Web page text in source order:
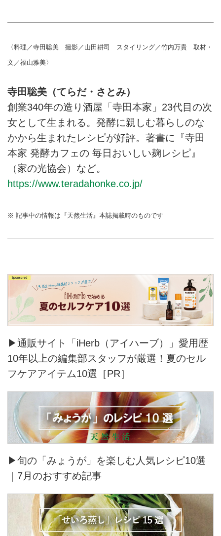
〈料理／寺田聡美 撮影／山田耕司 スタイリング／竹内万貴 取材・
文／福山雅美〉
寺田聡美（てらだ・さとみ）
創業340年の造り酒屋「寺田本家」23代目の次
女として生まれる。発酵に親しむ暮らしのな
かから生まれたレシピが好評。著書に『寺田
本家 発酵カフェの 毎日おいしい麹レシピ』
（家の光協会）など。
https://www.teradahonke.co.jp/
※ 記事中の情報は『天然生活』本誌掲載時のものです
▶通販サイト「iHerb（アイハーブ）」愛用歴
10年以上の編集部スタッフが厳選！夏のセル
フケアアイテム10選［PR］
▶旬の「みょうが」を楽しむ人気レシピ10選
｜7月のおすすめ記事